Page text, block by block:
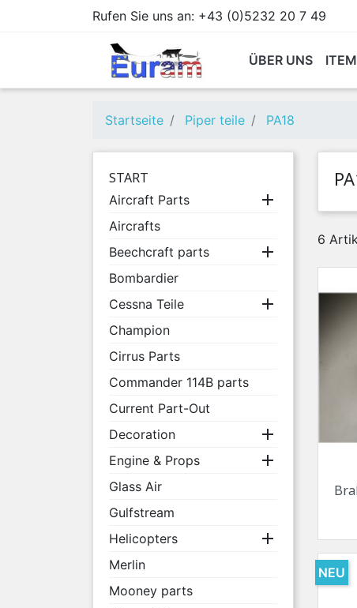
Rufen Sie uns an: +43 (0)5232 20 7 49
ÜBER UNS
Startseite Piper teile PA18
START
Aircraft Parts 
Aircrafts
Beechcraft parts

Bombardier
Cessna Teile

Champion
Cirrus Parts
Commander 114B parts
Current Part-Out
Decoration

Engine & Props 
Glass Air
Gulfstream
Helicopters

Merlin
Mooney parts
6
NEU